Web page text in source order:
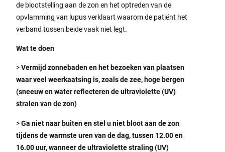
de blootstelling aan de zon en het optreden van de
opvlamming van lupus verklaart waarom de patiënt het
verband tussen beide vaak niet legt.
Wat te doen
>Vermijd zonnebaden en het bezoeken van plaatsen
waar veel weerkaatsing is, zoals de zee, hoge bergen
(sneeuw en water reflecteren de ultraviolette (UV)
stralen van de zon)
>Ga niet naar buiten en stel u niet bloot aan de zon
tijdens de warmste uren van de dag, tussen 12.00 en
16.00 uur, wanneer de ultraviolette straling (UV)